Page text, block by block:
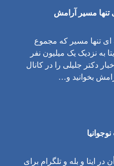
مسیر آرامش
تنها مسیر که مجموع
به نزدیک یک میلیون نفر
دکتر جلیلی را در کانال
بخوانید و…
ایتا و بله و تلگرام برای